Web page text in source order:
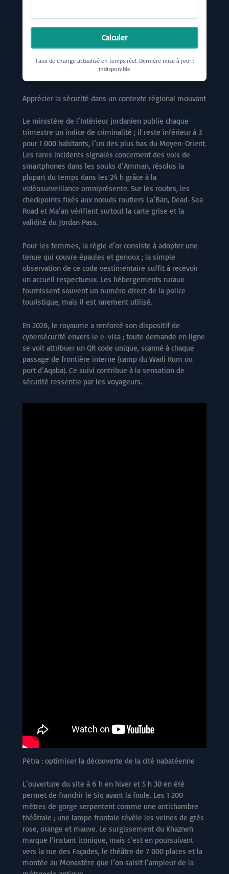
Calculer
Taux de change actualisé en temps réel. Dernière mise à jour :
indisponible
Apprécier la sécurité dans un contexte régional mouvant
Le ministère de l’Intérieur jordanien publie chaque
trimestre un indice de criminalité ; il reste inférieur à 3
pour 1 000 habitants, l’un des plus bas du Moyen-Orient.
Les rares incidents signalés concernent des vols de
smartphones dans les souks d’Amman, résolus la
plupart du temps dans les 24 h grâce à la
vidéosurveillance omniprésente. Sur les routes, les
checkpoints fixés aux nœuds routiers La’Ban, Dead-Sea
Road et Ma’an vérifient surtout la carte grise et la
validité du Jordan Pass.
Pour les femmes, la règle d’or consiste à adopter une
tenue qui couvre épaules et genoux ; la simple
observation de ce code vestimentaire suffit à recevoir
un accueil respectueux. Les hébergements ruraux
fournissent souvent un numéro direct de la police
touristique, mais il est rarement utilisé.
En 2026, le royaume a renforcé son dispositif de
cybersécurité envers le e-visa ; toute demande en ligne
se voit attribuer un QR code unique, scanné à chaque
passage de frontière interne (camp du Wadi Rum ou
port d’Aqaba). Ce suivi contribue à la sensation de
sécurité ressentie par les voyageurs.
Pétra : optimiser la découverte de la cité nabatéenne
L’ouverture du site à 6 h en hiver et 5 h 30 en été
permet de franchir le Siq avant la foule. Les 1 200
mètres de gorge serpentent comme une antichambre
théâtrale ; une lampe frontale révèle les veines de grès
rose, orange et mauve. Le surgissement du Khazneh
marque l’instant iconique, mais c’est en poursuivant
vers la rue des Façades, le théâtre de 7 000 places et la
montée au Monastère que l’on saisit l’ampleur de la